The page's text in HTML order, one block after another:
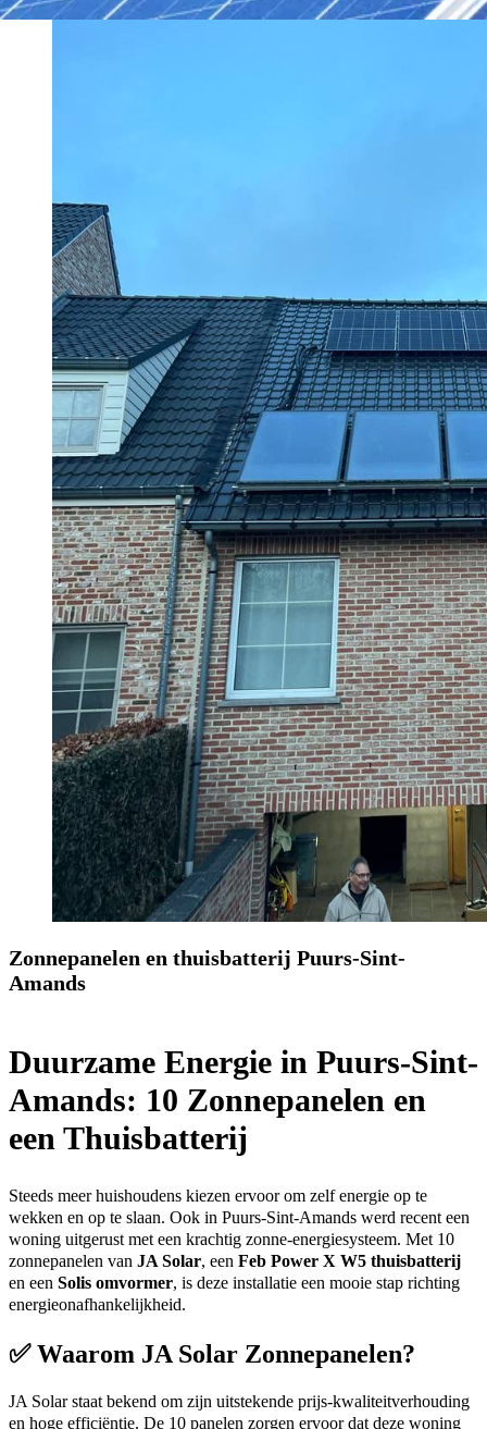
Zonnepanelen en thuisbatterij Puurs-Sint-
Amands
Duurzame Energie in Puurs-Sint-
Amands: 10 Zonnepanelen en
een Thuisbatterij
Steeds meer huishoudens kiezen ervoor om zelf energie op te
wekken en op te slaan. Ook in Puurs-Sint-Amands werd recent een
woning uitgerust met een krachtig zonne-energiesysteem. Met 10
zonnepanelen van JA Solar, een Feb Power X W5 thuisbatterij
en een Solis omvormer, is deze installatie een mooie stap richting
energieonafhankelijkheid.
✅Waarom JA Solar Zonnepanelen?
JA Solar staat bekend om zijn uitstekende prijs-kwaliteitverhouding
en hoge efficiëntie. De 10 panelen zorgen ervoor dat deze woning